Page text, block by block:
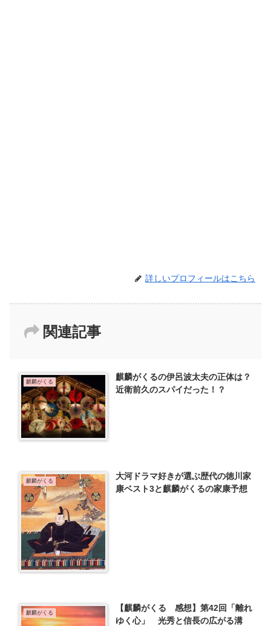
詳しいプロフィールはこちら
関連記事
麒麟がくる
麒麟がくるの伊呂波太夫の正体は？
近衛前久のスパイだった！？
麒麟がくる
大河ドラマ好きが選ぶ歴代の徳川家
康ベスト3と麒麟がくるの家康予想
麒麟がくる
【麒麟がくる 感想】第42回「離れ
ゆく心」 光秀と信長の広がる溝